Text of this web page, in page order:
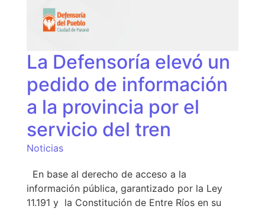
La Defensoría elevó un
pedido de información
a la provincia por el
servicio del tren
Noticias
En base al derecho de acceso a la
información pública, garantizado por la Ley
11.191 y la Constitución de Entre Ríos en su